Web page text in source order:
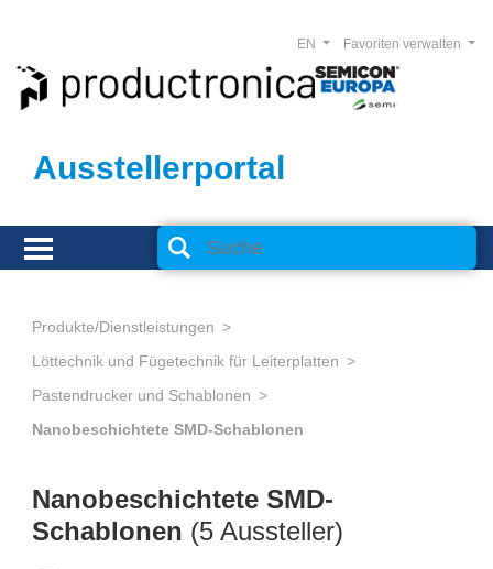
Ausstellerportal
Favoriten verwalten
EN
Produkte/Dienstleistungen
Löttechnik und Fügetechnik für Leiterplatten
Pastendrucker und Schablonen
Nanobeschichtete SMD-Schablonen
Nanobeschichtete SMD-
Schablonen (5 Aussteller)